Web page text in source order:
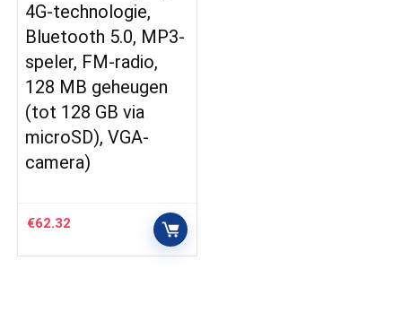
4G-technologie,
Bluetooth 5.0, MP3-
speler, FM-radio,
128 MB geheugen
(tot 128 GB via
microSD), VGA-
camera)
€62.32